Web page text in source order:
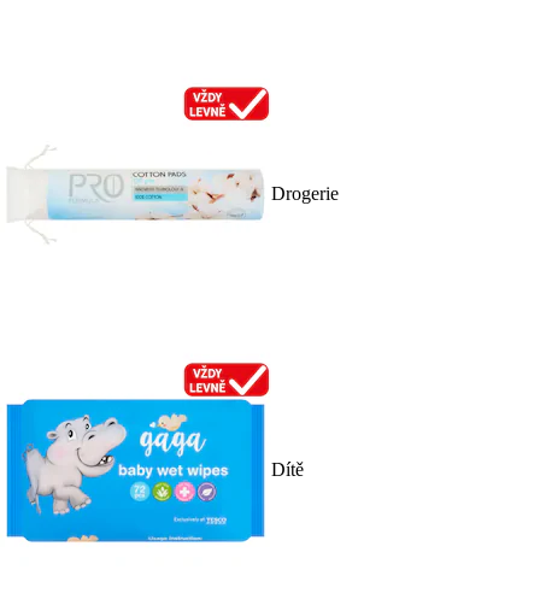
Drogerie
Dítě